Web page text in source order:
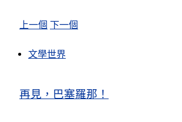
上一個 下一個
文學世界
再見，巴塞羅那！